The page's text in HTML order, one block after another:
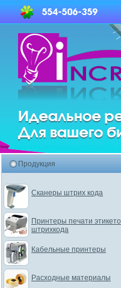
Продукция
Сканеры штрих кода
Принтеры печати
штрихкода
Кабельные принтеры
Расходные материалы